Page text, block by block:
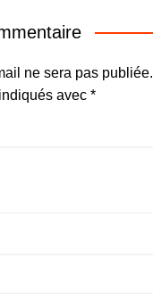
ne sera pas publiée.
avec *